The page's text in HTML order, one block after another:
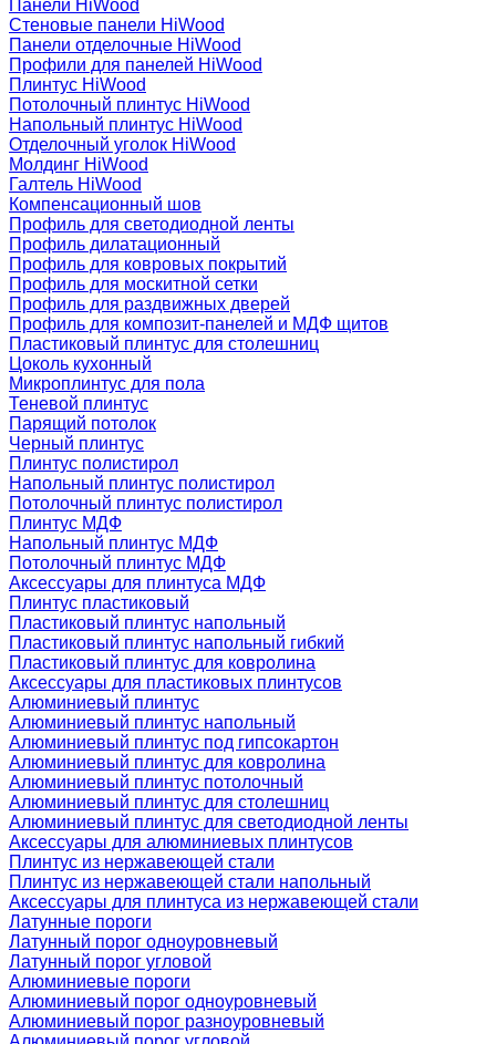
Панели HiWood
Стеновые панели HiWood
Панели отделочные HiWood
Профили для панелей HiWood
Плинтус HiWood
Потолочный плинтус HiWood
Напольный плинтус HiWood
Отделочный уголок HiWood
Молдинг HiWood
Галтель HiWood
Компенсационный шов
Профиль для светодиодной ленты
Профиль дилатационный
Профиль для ковровых покрытий
Профиль для москитной сетки
Профиль для раздвижных дверей
Профиль для композит-панелей и МДФ щитов
Пластиковый плинтус для столешниц
Цоколь кухонный
Микроплинтус для пола
Теневой плинтус
Парящий потолок
Черный плинтус
Плинтус полистирол
Напольный плинтус полистирол
Потолочный плинтус полистирол
Плинтус МДФ
Напольный плинтус МДФ
Потолочный плинтус МДФ
Аксессуары для плинтуса МДФ
Плинтус пластиковый
Пластиковый плинтус напольный
Пластиковый плинтус напольный гибкий
Пластиковый плинтус для ковролина
Аксессуары для пластиковых плинтусов
Алюминиевый плинтус
Алюминиевый плинтус напольный
Алюминиевый плинтус под гипсокартон
Алюминиевый плинтус для ковролина
Алюминиевый плинтус потолочный
Алюминиевый плинтус для столешниц
Алюминиевый плинтус для светодиодной ленты
Аксессуары для алюминиевых плинтусов
Плинтус из нержавеющей стали
Плинтус из нержавеющей стали напольный
Аксессуары для плинтуса из нержавеющей стали
Латунные пороги
Латунный порог одноуровневый
Латунный порог угловой
Алюминиевые пороги
Алюминиевый порог одноуровневый
Алюминиевый порог разноуровневый